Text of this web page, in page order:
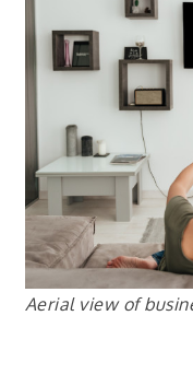
Aerial view of